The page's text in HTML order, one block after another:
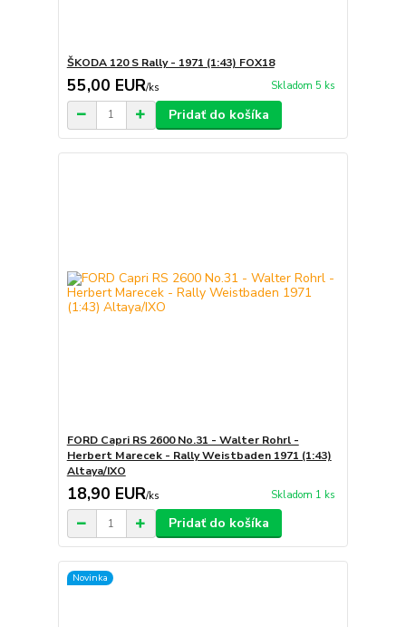
ŠKODA 120 S Rally - 1971 (1:43) FOX18
55,00 EUR/ks Skladom 5 ks
Pridať do košíka
FORD Capri RS 2600 No.31 - Walter Rohrl -
Herbert Marecek - Rally Weistbaden 1971 (1:43)
Altaya/IXO
18,90 EUR/ks Skladom 1 ks
Pridať do košíka
Novinka